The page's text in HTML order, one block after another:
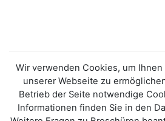
Wir verwenden Cookies, um
unserer Webseite zu
Betrieb der Seite notwendige
Informationen finden Sie in den